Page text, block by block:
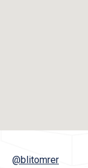
@blitomrer